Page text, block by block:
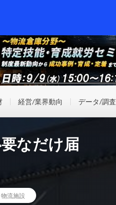
経営/業界動向 データ/調査
なだけ届
物流施設